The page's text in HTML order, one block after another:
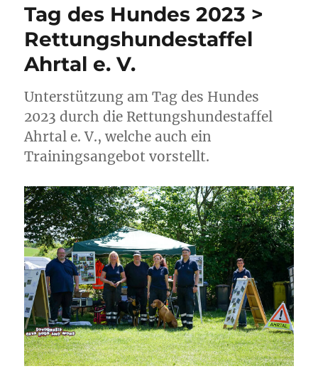
Tag des Hundes 2023 >
Rettungshundestaffel
Ahrtal e. V.
Unterstützung am Tag des Hundes
2023 durch die Rettungshundestaffel
Ahrtal e. V., welche auch ein
Trainingsangebot vorstellt.